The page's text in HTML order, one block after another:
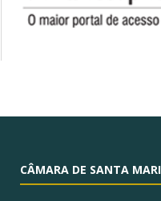
CÂMARA DE SANTA